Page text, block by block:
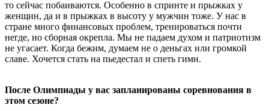
то сейчас побаиваются. Особенно в спринте и прыжках у
женщин, да и в прыжках в высоту у мужчин тоже. У нас в
стране много финансовых проблем, тренироваться почти
негде, но сборная окрепла. Мы не падаем духом и патриотизм
не угасает. Когда бежим, думаем не о деньгах или громкой
славе. Хочется стать на пьедестал и спеть гимн.
После Олимпиады у вас запланированы соревнования в
этом сезоне?